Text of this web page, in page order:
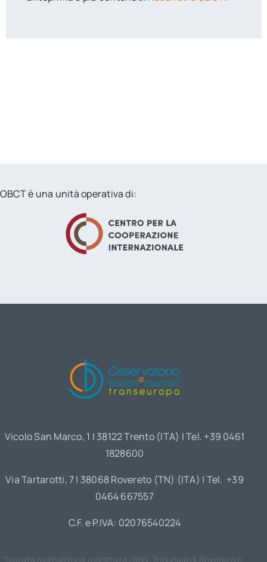
OBCT è una unità operativa di:
Vicolo San Marco, 1 | 38122 Trento (ITA) | Tel. +39 0461
1828600
Via Tartarotti, 7 | 38068 Rovereto (TN) (ITA) | Tel. +39
0464 667557
C.F. e P.IVA: 02076540224
Testata giornalistica registrata (Reg. Tribunale di Rovereto n.